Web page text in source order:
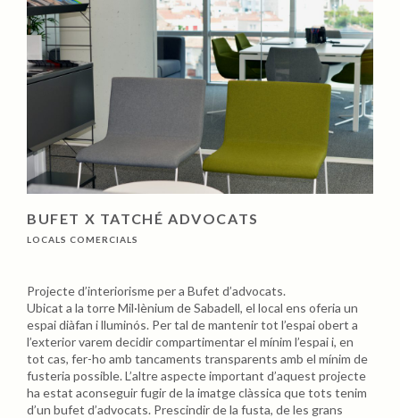
BUFET X TATCHÉ ADVOCATS
LOCALS COMERCIALS
Projecte d’interiorisme per a Bufet d’advocats.
Ubicat a la torre Mil·lènium de Sabadell, el local ens oferia un
espai diàfan i lluminós. Per tal de mantenir tot l’espai obert a
l’exterior varem decidir compartimentar el mínim l’espai i, en
tot cas, fer-ho amb tancaments transparents amb el mínim de
fusteria possible. L’altre aspecte important d’aquest projecte
ha estat aconseguir fugir de la imatge clàssica que tots tenim
d’un bufet d’advocats. Prescindir de la fusta, de les grans